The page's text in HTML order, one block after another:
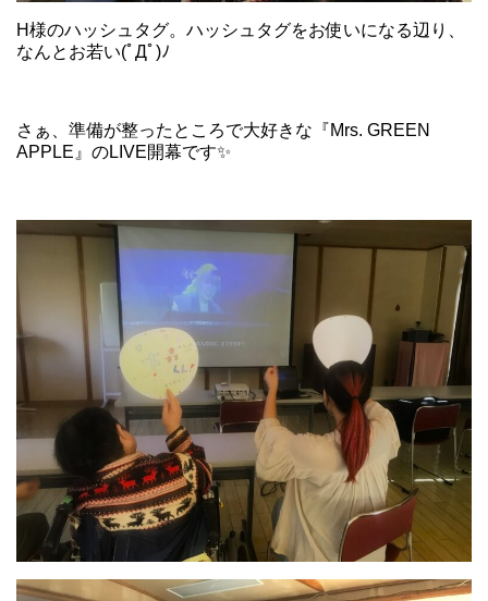
H様のハッシュタグ。ハッシュタグをお使いになる辺り、
なんとお若い(ﾟДﾟ)ﾉ
さぁ、準備が整ったところで大好きな『Mrs. GREEN
APPLE』のLIVE開幕です✨